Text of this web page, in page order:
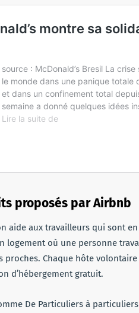
proposés par Airbnb
aide aux travailleurs qui sont
logement où une personne
proches. Chaque hôte
d’hébergement gratuit.
De Particuliers à